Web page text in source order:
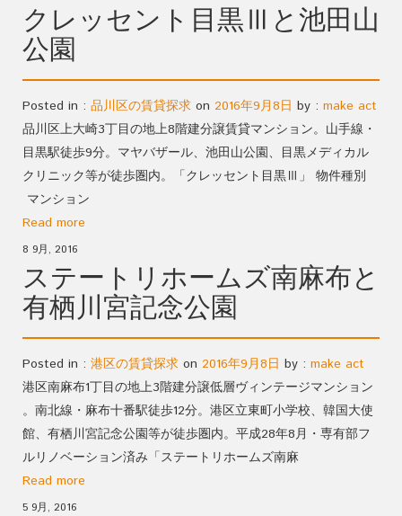
クレッセント目黒Ⅲと池田山
公園
Posted in : 品川区の賃貸探求 on 2016年9月8日 by : make act
品川区上大崎3丁目の地上8階建分譲賃貸マンション。山手線・
目黒駅徒歩9分。マヤバザール、池田山公園、目黒メディカル
クリニック等が徒歩圏内。「クレッセント目黒Ⅲ」 物件種別
マンション
Read more
8 9月, 2016
ステートリホームズ南麻布と
有栖川宮記念公園
Posted in : 港区の賃貸探求 on 2016年9月8日 by : make act
港区南麻布1丁目の地上3階建分譲低層ヴィンテージマンション
。南北線・麻布十番駅徒歩12分。港区立東町小学校、韓国大使
館、有栖川宮記念公園等が徒歩圏内。平成28年8月・専有部フ
ルリノベーション済み「ステートリホームズ南麻
Read more
5 9月, 2016